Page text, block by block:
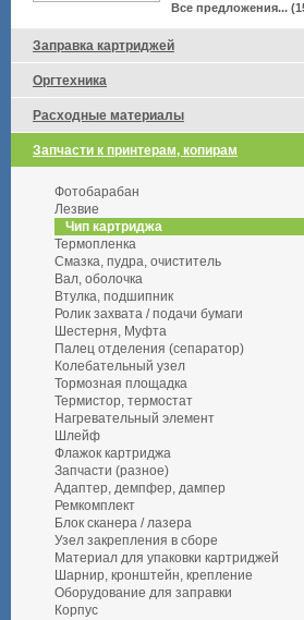
Все предложения...
Заправка картриджей
Оргтехника
Расходные материалы
Запчасти к принтерам, копирам
Фотобарабан
Лезвие
Чип картриджа
Термопленка
Смазка, пудра, очиститель
Вал, оболочка
Втулка, подшипник
Ролик захвата / подачи бумаги
Шестерня, Муфта
Палец отделения (сепаратор)
Колебательный узел
Тормозная площадка
Термистор, термостат
Нагревательный элемент
Шлейф
Флажок картриджа
Запчасти (разное)
Адаптер, демпфер, дампер
Ремкомплект
Блок сканера / лазера
Узел закрепления в сборе
Материал для упаковки картриджей
Шарнир, кронштейн, крепление
Оборудование для заправки
Корпус